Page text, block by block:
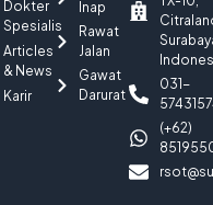
Dokter
Spesialis
Articles
& News
Karir
Inap
Rawat
Jalan
Gawat
Darurat
031-
(+62)